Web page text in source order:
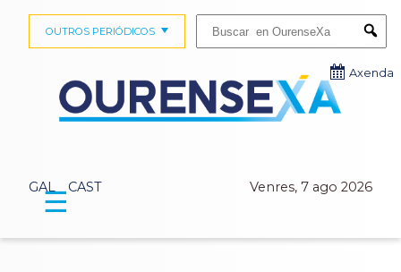
GAL CAST Venres, 7 ago 2026
OUTROS PERIÓDICOS
Axenda
☰